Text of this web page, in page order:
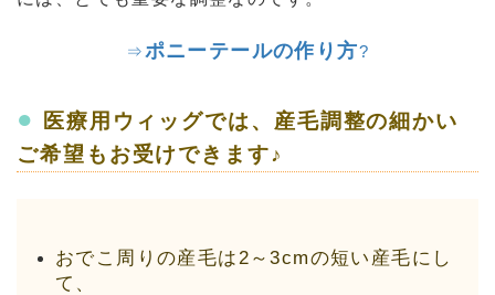
⇒ポニーテールの作り方?
●
医療用ウィッグでは、産毛調整の細かい
ご希望もお受けできます♪
おでこ周りの産毛は2～3cmの短い産毛にし
て、